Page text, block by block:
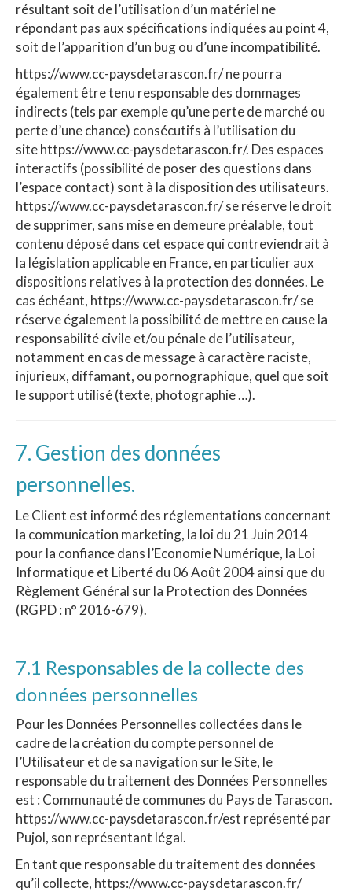
résultant soit de l’utilisation d’un matériel ne
répondant pas aux spécifications indiquées au point 4,
soit de l’apparition d’un bug ou d’une incompatibilité.
https://www.cc-paysdetarascon.fr/ ne pourra
également être tenu responsable des dommages
indirects (tels par exemple qu’une perte de marché ou
perte d’une chance) consécutifs à l’utilisation du
site https://www.cc-paysdetarascon.fr/. Des espaces
interactifs (possibilité de poser des questions dans
l’espace contact) sont à la disposition des utilisateurs.
https://www.cc-paysdetarascon.fr/ se réserve le droit
de supprimer, sans mise en demeure préalable, tout
contenu déposé dans cet espace qui contreviendrait à
la législation applicable en France, en particulier aux
dispositions relatives à la protection des données. Le
cas échéant, https://www.cc-paysdetarascon.fr/ se
réserve également la possibilité de mettre en cause la
responsabilité civile et/ou pénale de l’utilisateur,
notamment en cas de message à caractère raciste,
injurieux, diffamant, ou pornographique, quel que soit
le support utilisé (texte, photographie …).
7. Gestion des données
personnelles.
Le Client est informé des réglementations concernant
la communication marketing, la loi du 21 Juin 2014
pour la confiance dans l’Economie Numérique, la Loi
Informatique et Liberté du 06 Août 2004 ainsi que du
Règlement Général sur la Protection des Données
(RGPD : n° 2016-679).
7.1 Responsables de la collecte des
données personnelles
Pour les Données Personnelles collectées dans le
cadre de la création du compte personnel de
l’Utilisateur et de sa navigation sur le Site, le
responsable du traitement des Données Personnelles
est : Communauté de communes du Pays de Tarascon.
https://www.cc-paysdetarascon.fr/est représenté par
Pujol, son représentant légal.
En tant que responsable du traitement des données
qu’il collecte, https://www.cc-paysdetarascon.fr/